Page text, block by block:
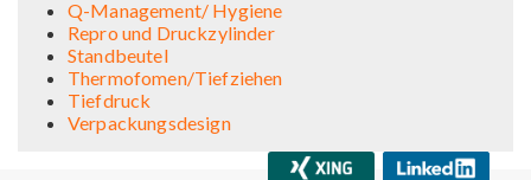
Q-Management/ Hygiene
Repro und Druckzylinder
Standbeutel
Thermofomen/Tiefziehen
Tiefdruck
Verpackungsdesign